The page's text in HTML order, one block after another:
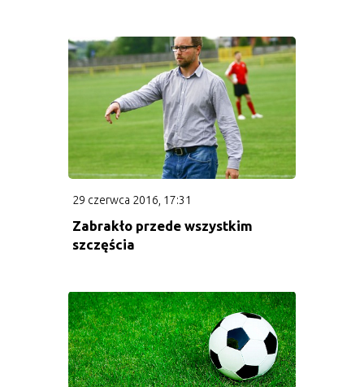
29 czerwca 2016, 17:31
Zabrakło przede wszystkim
szczęścia